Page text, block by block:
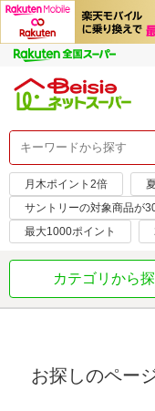
月木ポイント2倍
サントリーの対象商品が
最大1000ポイント
カテゴリから
お探しのペー